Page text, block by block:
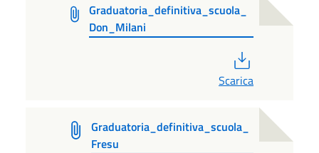
Graduatoria_definitiva_scuola_
Don_Milani
Scarica
Graduatoria_definitiva_scuola_
Fresu